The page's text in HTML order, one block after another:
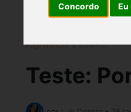
Concordo Eu
Página inicial Solteiras
Teste: